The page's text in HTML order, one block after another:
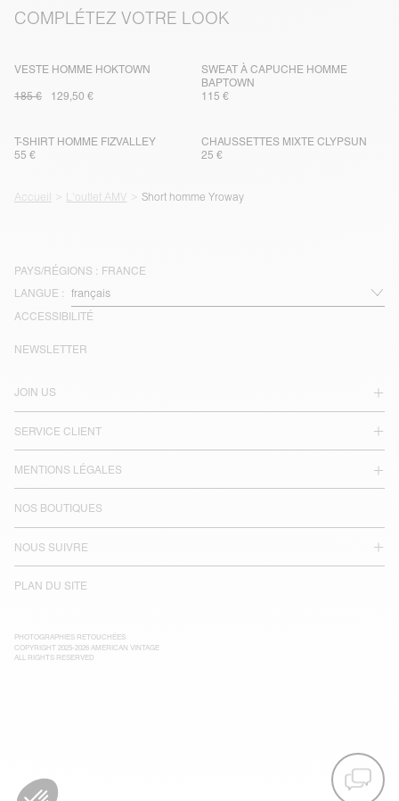
COMPLÉTEZ VOTRE LOOK
VESTE HOMME HOKTOWN
185 € 129,50 €
SWEAT À CAPUCHE HOMME
BAPTOWN
115 €
T-SHIRT HOMME FIZVALLEY
55 €
CHAUSSETTES MIXTE CLYPSUN
25 €
Accueil L'outlet AMV Short homme Yroway
PAYS/RÉGIONS : FRANCE
LANGUE :
ACCESSIBILITÉ
JOIN US
SERVICE CLIENT
MENTIONS LÉGALES
NOS BOUTIQUES
NOUS SUIVRE
PLAN DU SITE
NEWSLETTER
PHOTOGRAPHIES RETOUCHÉES
COPYRIGHT 2025-2026 AMERICAN VINTAGE
ALL RIGHTS RESERVED